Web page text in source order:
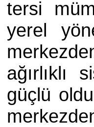
tersi
yerel
ağırlıklı
güçlü